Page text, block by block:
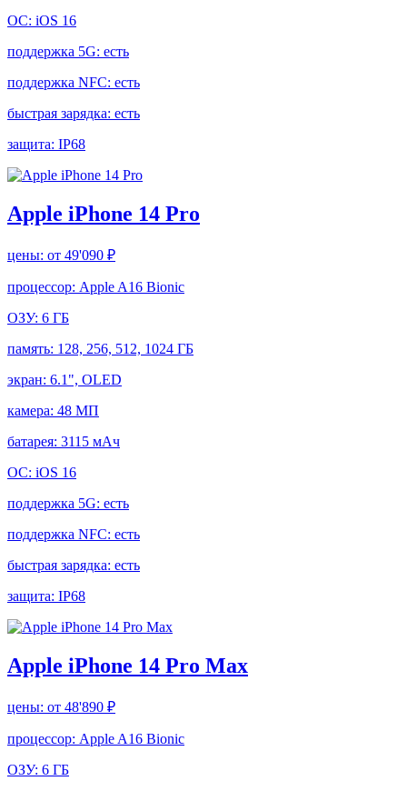
ОС: iOS 16
поддержка 5G: есть
поддержка NFC: есть
быстрая зарядка: есть
защита: IP68
Apple iPhone 14 Pro
цены: от 49'090 ₽
процессор: Apple A16 Bionic
ОЗУ: 6 ГБ
память: 128, 256, 512, 1024 ГБ
экран: 6.1", OLED
камера: 48 МП
батарея: 3115 мАч
ОС: iOS 16
поддержка 5G: есть
поддержка NFC: есть
быстрая зарядка: есть
защита: IP68
Apple iPhone 14 Pro Max
цены: от 48'890 ₽
процессор: Apple A16 Bionic
ОЗУ: 6 ГБ